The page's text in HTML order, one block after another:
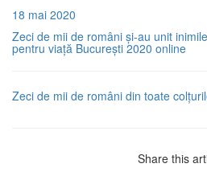
18 mai 2020
Zeci de mii de români și-au unit
pentru viață București 2020 online
Zeci de mii de români din toate
Share this